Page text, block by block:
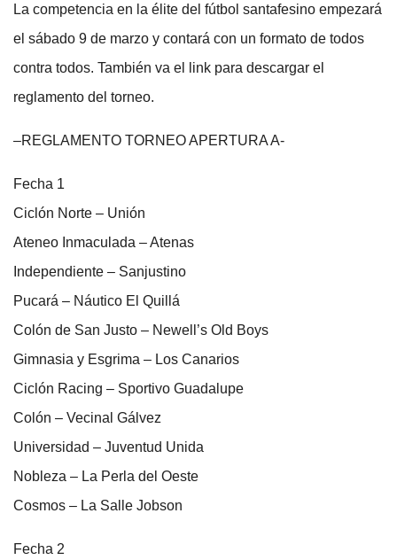
La competencia en la élite del fútbol santafesino empezará
el sábado 9 de marzo y contará con un formato de todos
contra todos. También va el link para descargar el
reglamento del torneo.
–REGLAMENTO TORNEO APERTURA A-
Fecha 1
Ciclón Norte – Unión
Ateneo Inmaculada – Atenas
Independiente – Sanjustino
Pucará – Náutico El Quillá
Colón de San Justo – Newell’s Old Boys
Gimnasia y Esgrima – Los Canarios
Ciclón Racing – Sportivo Guadalupe
Colón – Vecinal Gálvez
Universidad – Juventud Unida
Nobleza – La Perla del Oeste
Cosmos – La Salle Jobson
Fecha 2